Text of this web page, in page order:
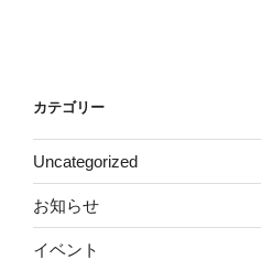
カテゴリー
Uncategorized
お知らせ
イベント